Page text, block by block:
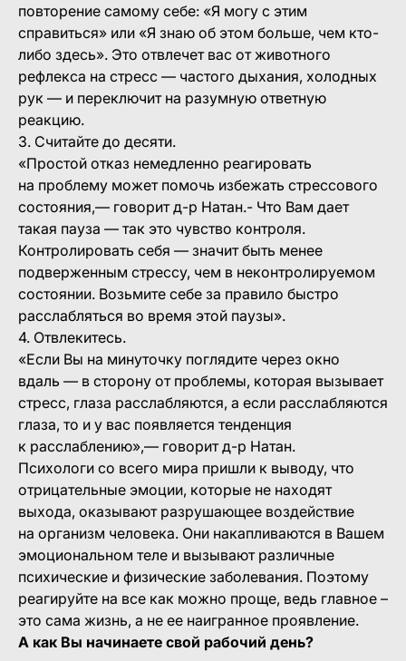
повторение самому себе: «Я могу с этим
справиться» или «Я знаю об этом больше, чем кто-
либо здесь». Это отвлечет вас от животного
рефлекса на стресс — частого дыхания, холодных
рук — и переключит на разумную ответную
реакцию.
3. Считайте до десяти.
«Простой отказ немедленно реагировать
на проблему может помочь избежать стрессового
состояния,— говорит д-р Натан.- Что Вам дает
такая пауза — так это чувство контроля.
Контролировать себя — значит быть менее
подверженным стрессу, чем в неконтролируемом
состоянии. Возьмите себе за правило быстро
расслабляться во время этой паузы».
4. Отвлекитесь.
«Если Вы на минуточку поглядите через окно
вдаль — в сторону от проблемы, которая вызывает
стресс, глаза расслабляются, а если расслабляются
глаза, то и у вас появляется тенденция
к расслаблению»,— говорит д-р Натан.
Психологи со всего мира пришли к выводу, что
отрицательные эмоции, которые не находят
выхода, оказывают разрушающее воздействие
на организм человека. Они накапливаются в Вашем
эмоциональном теле и вызывают различные
психические и физические заболевания. Поэтому
реагируйте на все как можно проще, ведь главное –
это сама жизнь, а не ее наигранное проявление.
А как Вы начинаете свой рабочий день?